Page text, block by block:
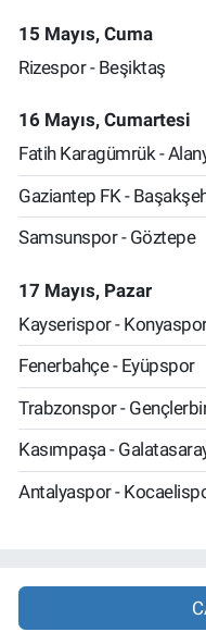
15 Mayıs, Cuma
Rizespor - Beşiktaş
16 Mayıs, Cumartesi
Fatih Karagümrük -
Gaziantep FK -
Samsunspor - Göztepe
17 Mayıs, Pazar
Kayserispor -
Fenerbahçe - Eyüpspor
Trabzonspor -
Kasımpaşa -
Antalyaspor -